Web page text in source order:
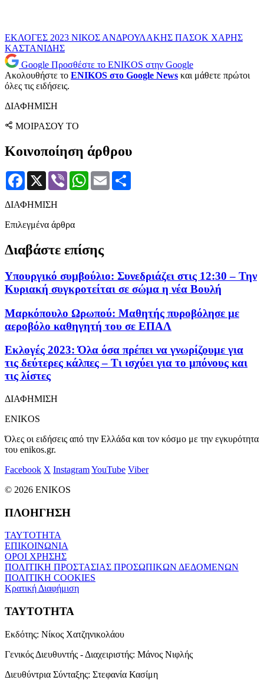
ΕΚΛΟΓΕΣ 2023 ΝΙΚΟΣ ΑΝΔΡΟΥΛΑΚΗΣ ΠΑΣΟΚ ΧΑΡΗΣ
ΚΑΣΤΑΝΙΔΗΣ
Google Προσθέστε το ENIKOS στην Google
Ακολουθήστε το ENIKOS στο Google News και μάθετε πρώτοι
όλες τις ειδήσεις.
ΔΙΑΦΗΜΙΣΗ
ΜΟΙΡΑΣΟΥ ΤΟ
Κοινοποίηση άρθρου
Facebook
X Viber WhatsApp
Email
ΔΙΑΦΗΜΙΣΗ
Επιλεγμένα άρθρα
Διαβάστε επίσης
Υπουργικό συμβούλιο: Συνεδριάζει στις 12:30 – Την
Κυριακή συγκροτείται σε σώμα η νέα Βουλή
Μαρκόπουλο Ωρωπού: Μαθητής πυροβόλησε με
αεροβόλο καθηγητή του σε ΕΠΑΛ
Εκλογές 2023: Όλα όσα πρέπει να γνωρίζουμε για
τις δεύτερες κάλπες – Τι ισχύει για το μπόνους και
τις λίστες
ΔΙΑΦΗΜΙΣΗ
ENIKOS
Όλες οι ειδήσεις από την Ελλάδα και τον κόσμο με την εγκυρότητα
του enikos.gr.
Facebook X InstagramYouTube Viber
© 2026 ENIKOS
ΠΛΟΗΓΗΣΗ
ΤΑΥΤΟΤΗΤΑ
ΕΠΙΚΟΙΝΩΝΙΑ
ΟΡΟΙ ΧΡΗΣΗΣ
ΠΟΛΙΤΙΚΗ ΠΡΟΣΤΑΣΙΑΣ ΠΡΟΣΩΠΙΚΩΝ ΔΕΔΟΜΕΝΩΝ
ΠΟΛΙΤΙΚΗ COOKIES
Κρατική Διαφήμιση
ΤΑΥΤΟΤΗΤΑ
Εκδότης: Νίκος Χατζηνικολάου
Γενικός Διευθυντής - Διαχειριστής: Μάνος Νιφλής
Διευθύντρια Σύνταξης: Στεφανία Κασίμη